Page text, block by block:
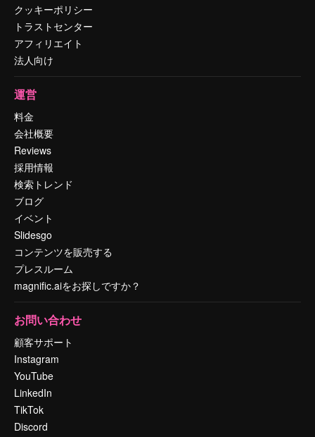
クッキーポリシー
トラストセンター
アフィリエイト
法人向け
運営
料金
会社概要
Reviews
採用情報
検索トレンド
ブログ
イベント
Slidesgo
コンテンツを販売する
プレスルーム
magnific.aiをお探しですか？
お問い合わせ
顧客サポート
Instagram
YouTube
LinkedIn
TikTok
Discord